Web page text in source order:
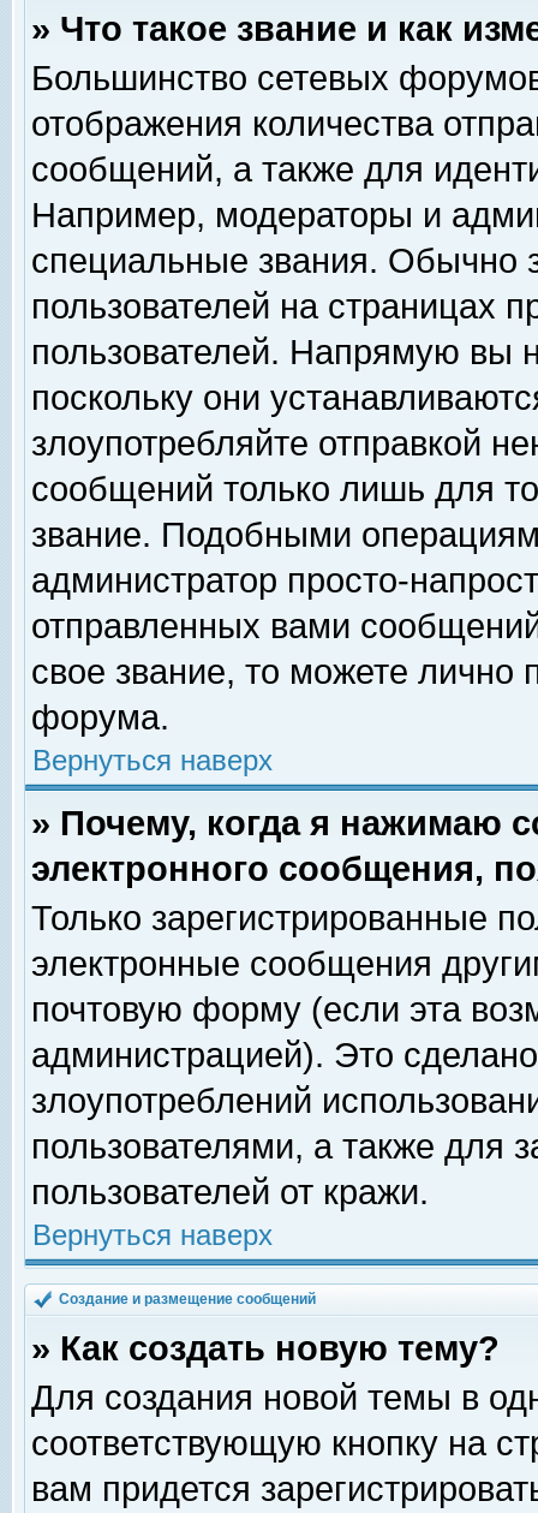
» Что такое звание и как
Большинство сетевых
отображения количества
сообщений, а также для
Например, модераторы и
специальные звания. Обычно
пользователей на страницах
пользователей. Напрямую вы
поскольку они
злоупотребляйте отправкой
сообщений только лишь для
звание. Подобными
администратор просто-
отправленных вами
свое звание, то можете лично
форума.
Вернуться наверх
» Почему, когда я нажимаю
электронного сообщения,
Только зарегистрированные
электронные сообщения
почтовую форму (если эта
администрацией). Это
злоупотреблений
пользователями, а также для
пользователей от кражи.
Вернуться наверх
Создание и размещение сообщений
» Как создать новую тему?
Для создания новой темы в
соответствующую кнопку на
вам придется